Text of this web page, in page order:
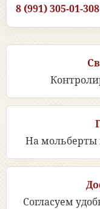
8 (991) 305-01-30
На мольберты
Согласуем